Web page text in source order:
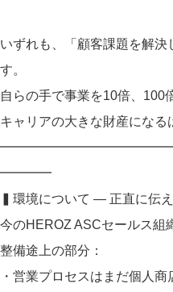
いずれも、「顧客課題を解決
す。
自らの手で事業を10倍、100
キャリアの大きな財産になる
━━━━
▍環境について ― 正直に伝
今のHEROZ ASCセールス組
整備途上の部分：
・営業プロセスはまだ個人商